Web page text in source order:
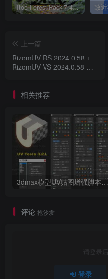
Itoo Forest Pack 7.4.20 森林插件 For 3DSMAX 2014 ~ 2023 汉化永久版
上一篇
RizomUV RS 2024.0.58 +
RizomUV VS 2024.0.58 三
相关推荐
3dmax模型UV贴图增强脚本插件工具UVTools 3.2L 汉化破解版 For 3dmax2014~2023
评论 抢沙发
请登录
登录